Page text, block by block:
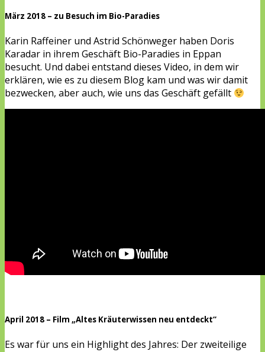
März 2018 – zu Besuch im Bio-Paradies
Karin Raffeiner und Astrid Schönweger haben Doris
Karadar in ihrem Geschäft Bio-Paradies in Eppan
besucht. Und dabei entstand dieses Video, in dem wir
erklären, wie es zu diesem Blog kam und was wir damit
bezwecken, aber auch, wie uns das Geschäft gefällt
April 2018 – Film „Altes Kräuterwissen neu entdeckt“
Es war für uns ein Highlight des Jahres: Der zweiteilige